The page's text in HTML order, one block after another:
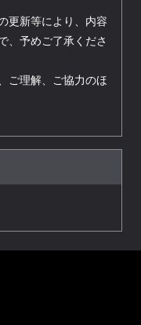
更新等により、内容
、予めご了承くださ
ご理解、ご協力のほ